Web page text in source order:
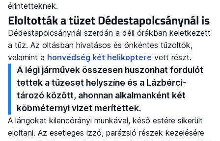
érintetteknek.
Eloltották a tüzet Dédestapolcsánynál is
Dédestapolcsánynál szerdán a déli órákban keletkezett
a tűz. Az oltásban hivatásos és önkéntes tűzoltók,
valamint a honvédség két helikoptere vett részt.
A légi járművek összesen huszonhat fordulót
tettek a tűzeset helyszíne és a Lázbérci-
tározó között, ahonnan alkalmanként két
köbméternyi vizet merítettek.
A lángokat kilencórányi munkával, késő estére sikerült
eloltani. Az esetleges izzó, parázsló részek kezelésére